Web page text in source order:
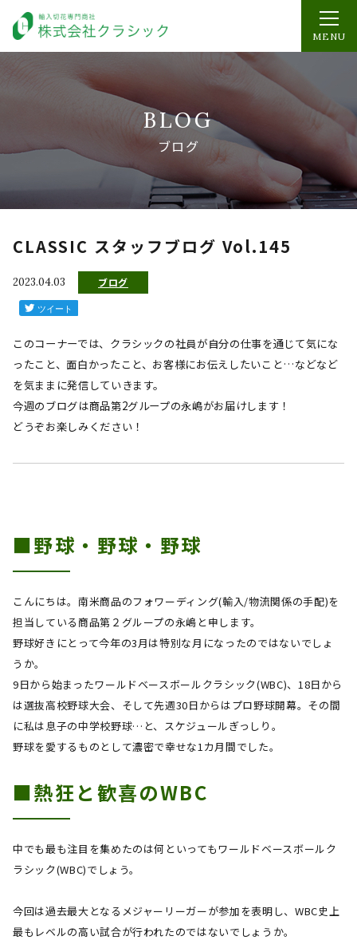
MENU
BLOG
ブログ
CLASSIC スタッフブログ Vol.145
2023.04.03 ブログ
このコーナーでは、クラシックの社員が自分の仕事を通じて気にな
ったこと、面白かったこと、お客様にお伝えしたいこと…などなど
を気ままに発信していきます。
今週のブログは商品第2グループの永嶋がお届けします！
どうぞお楽しみください！
■野球・野球・野球
こんにちは。南米商品のフォワーディング(輸入/物流関係の手配)を
担当している商品第２グループの永嶋と申します。
野球好きにとって今年の3月は特別な月になったのではないでしょ
うか。
9日から始まったワールドベースボールクラシック(WBC)、 18日から
は選抜高校野球大会、そして先週30日からはプロ野球開幕。その間
に私は息子の中学校野球…と、スケジュールぎっしり。
野球を愛するものとして濃密で幸せな1カ月間でした。
■熱狂と歓喜のWBC
中でも最も注目を集めたのは何といってもワールドベースボールク
ラシック(WBC)でしょう。
今回は過去最大となるメジャーリーガーが参加を表明し、 WBC史上
最もレベルの高い試合が行われたのではないでしょうか。